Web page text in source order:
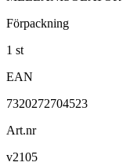
Förpackning
1 st
EAN
7320272704523
Art.nr
v2105